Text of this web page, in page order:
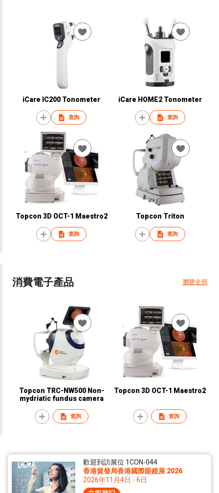
iCare IC200 Tonometer
查詢
iCare HOME2 Tonometer
查詢
Topcon 3D OCT-1 Maestro2
查詢
Topcon Triton
查詢
消費電子產品 瀏覽全部
Topcon TRC-NW500 Non-
mydriatic fundus camera
查詢
Topcon 3D OCT-1 Maestro2
查詢
歡迎到訪展位 1CON-044
香港貿發局香港國際眼鏡展 2026
2026年11月4日 - 6日